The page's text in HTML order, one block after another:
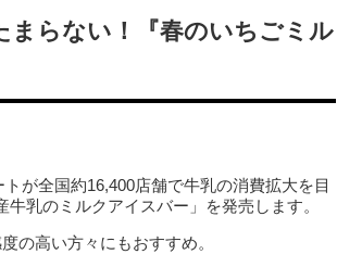
まらない！『春のいちごミル
が全国約16,400店舗で牛乳の消費拡大を目
乳のミルクアイスバー」を発売します。
の高い方々にもおすすめ。